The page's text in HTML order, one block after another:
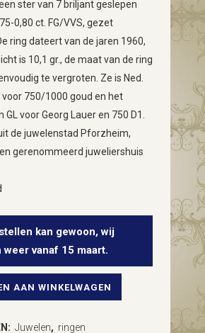
ster van 7 briljant geslepen
0,80 ct. FG/VVS, gezet
ring dateert van de jaren 1960,
is 10,1 gr., de maat van de ring
te vergroten. Ze is Ned.
750/1000 goud en het
voor Georg Lauer en 750 D1.
de juwelenstad Pforzheim,
gerenommeerd juweliershuis
kan gewoon, wij
vanaf 15 maart.
AAN WINKELWAGEN
Juwelen, ringen